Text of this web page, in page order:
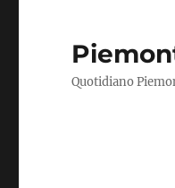
Quotidiano